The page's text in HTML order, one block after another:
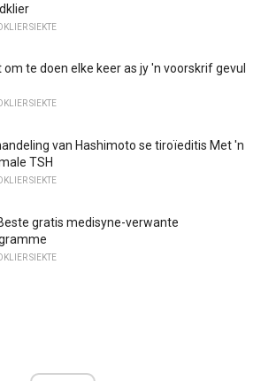
SIEKTE
om te doen elke keer as jy 'n voorskrif gevul
SIEKTE
van Hashimoto se tiroïeditis Met 'n
TSH
SIEKTE
gratis medisyne-verwante
SIEKTE